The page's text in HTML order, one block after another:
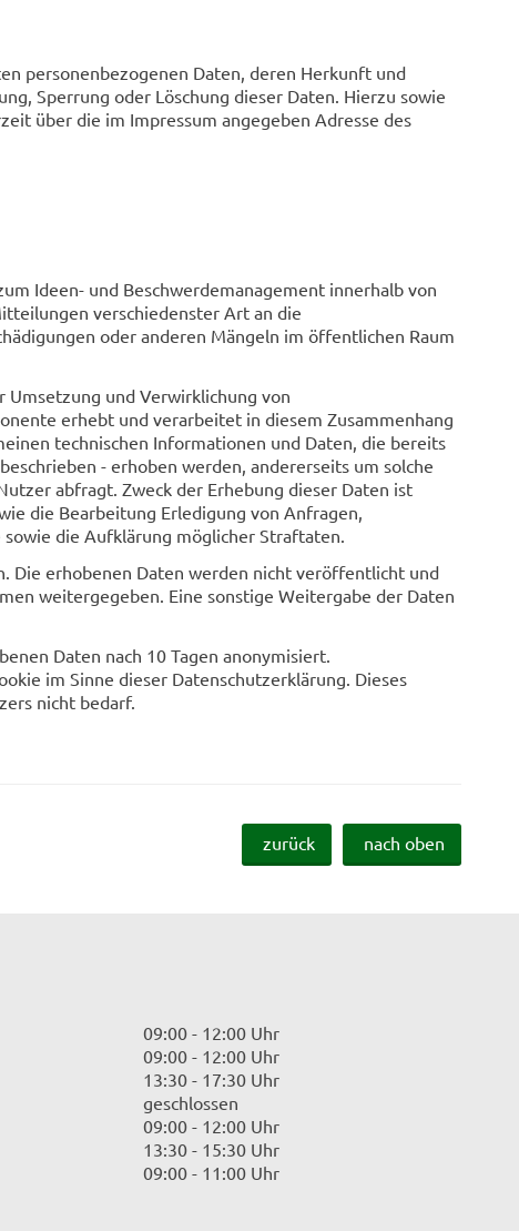
personenbezogenen Daten, deren Herkunft und
Sperrung oder Löschung dieser Daten. Hierzu sowie
über die im Impressum angegeben Adresse des
Ideen- und Beschwerdemanagement innerhalb von
verschiedenster Art an die
oder anderen Mängeln im öffentlichen Raum
und Verwirklichung von
erhebt und verarbeitet in diesem Zusammenhang
technischen Informationen und Daten, die bereits
- erhoben werden, andererseits um solche
abfragt. Zweck der Erhebung dieser Daten ist
die Bearbeitung Erledigung von Anfragen,
die Aufklärung möglicher Straftaten.
Die erhobenen Daten werden nicht veröffentlicht und
weitergegeben. Eine sonstige Weitergabe der Daten
Daten nach 10 Tagen anonymisiert.
im Sinne dieser Datenschutzerklärung. Dieses
nicht bedarf.
zurück nach oben
09:00 - 12:00 Uhr
09:00 - 12:00 Uhr
13:30 - 17:30 Uhr
geschlossen
09:00 - 12:00 Uhr
13:30 - 15:30 Uhr
09:00 - 11:00 Uhr